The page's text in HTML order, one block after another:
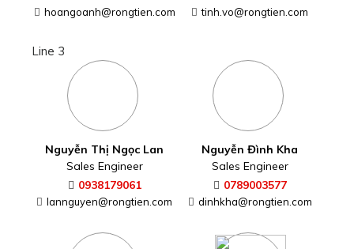
hoangoanh@rongtien.com tinh.vo@rongtien.com
Line 3
Nguyễn Thị Ngọc Lan
Sales Engineer
0938179061
lannguyen@rongtien.com
Nguyễn Đình Kha
Sales Engineer
0789003577
dinhkha@rongtien.com